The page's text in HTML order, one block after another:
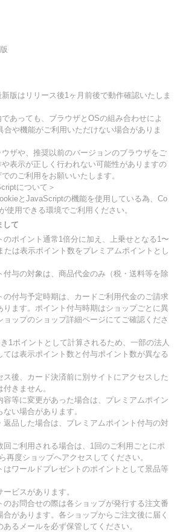
版はリリース後1ヶ月前後で動作確認いたしま
あっても、ブラウザとOSの組み合わせによ
合や機能がご利用いただけない場合がありま
ザや、推奨以前のバージョンのブラウザをご
表示が正しく行われない可能性がありますの
のご利用をお願いいたします。
について＞
とJavaScriptの機能を使用している為、Co
使用できる環境でご利用ください。
して
のポイント通常1倍分に加え、上乗せとなる1〜
たは表示ポイント数をプレミアムポイントとし
付与の対象は、商品代金のみ（税・送料等を除
の付与予定時期は、カードご利用代金のご請求
ります。ポイント付与時期はショップごとに異
ョップのショップ詳細ページにてご確認くださ
1ポイントとして計算されるため、一部の法人
ては表示ポイント数と付与ポイント数が異なる
ス後、カード決済前に別サイトにアクセスした
きません。
容等に変更があった場合は、プレミアムポイン
ない場合があります。
返品した場合は、プレミアムポイント付与の対
回ご利用される場合は、1回のご利用ごとにポ
再度ショップへアクセスしてください。
はワールドプレゼントのポイントとして景品等
ビスがあります。
のお問合せの際は各ショップが発行する注文番
があります。各ショップからご注文後に届く
るメールを必ず保管してください。